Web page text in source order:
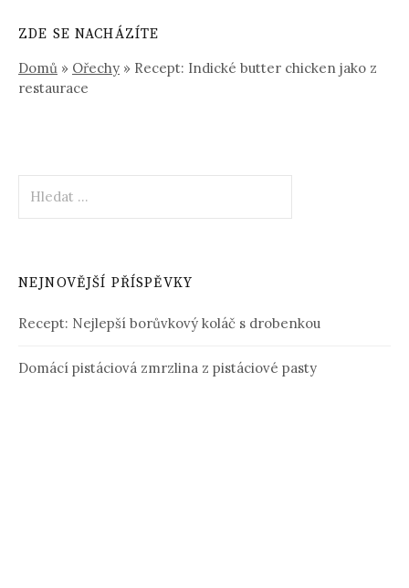
ZDE SE NACHÁZÍTE
Domů » Ořechy » Recept: Indické butter chicken jako z
restaurace
NEJNOVĚJŠÍ PŘÍSPĚVKY
Recept: Nejlepší borůvkový koláč s drobenkou
Domácí pistáciová zmrzlina z pistáciové pasty